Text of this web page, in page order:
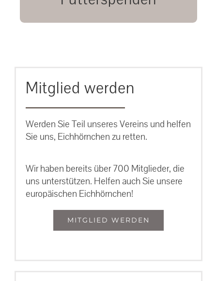
unsere Eichhörnchen.
Mitglied werden
Werden Sie Teil unseres Vereins und helfen
Sie uns, Eichhörnchen zu retten.
Wir haben bereits über 700 Mitglieder, die
uns unterstützen. Helfen auch Sie unsere
europäischen Eichhörnchen!
MITGLIED WERDEN